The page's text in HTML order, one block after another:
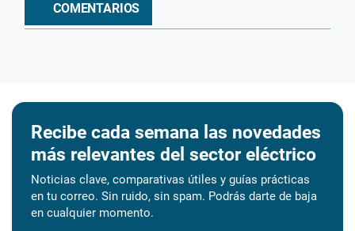
COMENTARIOS
Recibe cada semana las novedades
más relevantes del sector eléctrico
Noticias clave, comparativas útiles y guías prácticas
en tu correo. Sin ruido, sin spam. Podrás darte de baja
en cualquier momento.